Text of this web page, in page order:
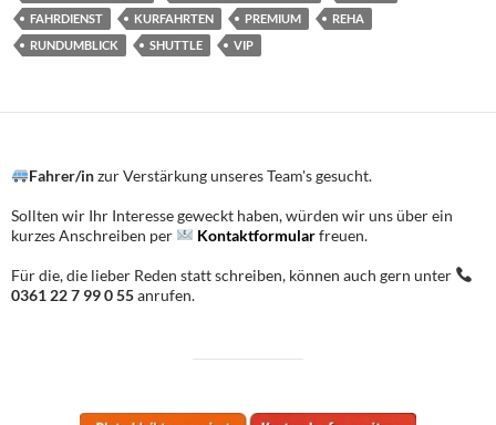
FAHRDIENST
KURFAHRTEN PREMIUM
REHA
RUNDUMBLICK
SHUTTLE VIP
Fahrer/inzur Verstärkung unseres Team's gesucht.
Sollten wir Ihr Interesse geweckt haben, würden wir uns über ein
kurzes Anschreiben per
Kontaktformularfreuen.
Für die, die lieber Reden statt schreiben, können auch gern unter
0361 22 7 99 0 55anrufen.